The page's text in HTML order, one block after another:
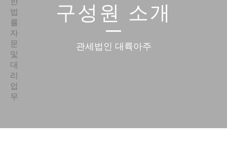
구성원 소개
관세법인 대륙아주